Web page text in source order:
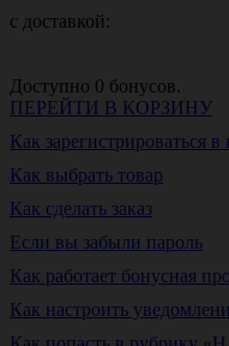
с доставкой:
Доступно 0 бонусов.
ПЕРЕЙТИ В КОРЗИНУ
Как зарегистрироваться
Как выбрать товар
Как сделать заказ
Если вы забыли пароль
Как работает бонусная
Как настроить